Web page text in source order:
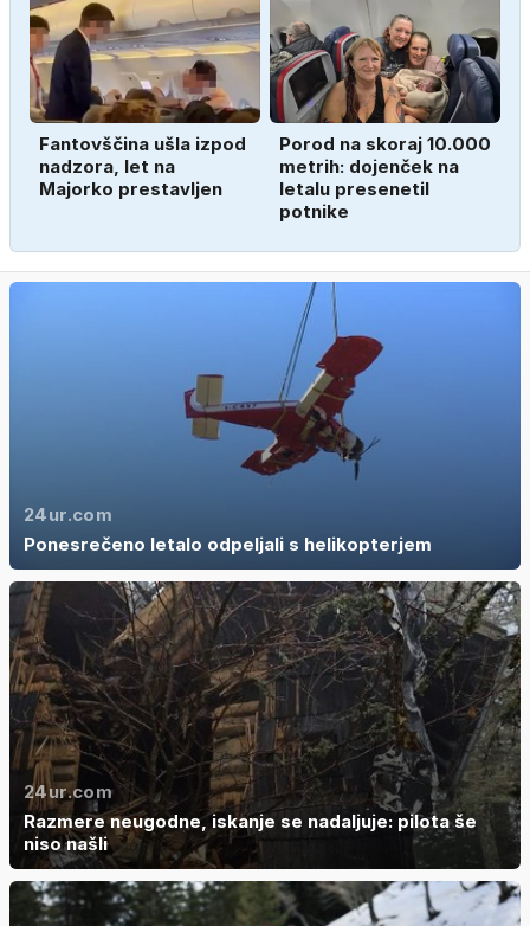
Fantovščina ušla izpod
nadzora, let na
Majorko prestavljen
Porod na skoraj 10.000
metrih: dojenček na
letalu presenetil
potnike
24ur.com
Ponesrečeno letalo odpeljali s helikopterjem
24ur.com
Razmere neugodne, iskanje se nadaljuje: pilota še
niso našli